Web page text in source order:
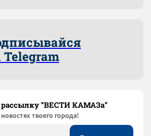
Telegram
“ВЕСТИ КАМАЗа”
твоего города!